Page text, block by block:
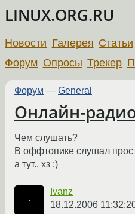
LINUX.ORG.RU
Новости Галерея Статьи
Форум Опросы Трекер
Форум — General
Онлайн-
Чем слушать?
В оффтопике слушал
а тут.. хз :)
Ivanz
18.12.2006